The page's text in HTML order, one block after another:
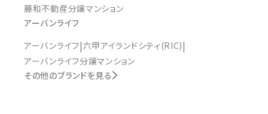
藤和不動産分譲マンション
アーバンライフ
アーバンライフ 六甲アイランドシティ(RIC)
アーバンライフ分譲マンション
その他のブランドを見る